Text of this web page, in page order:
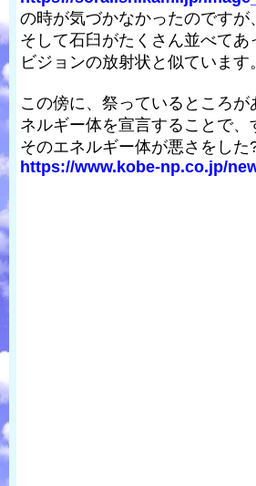
の時が気づかなかったのですが
そして石臼がたくさん並べてあ
ビジョンの放射状と似ています。
この傍に、祭っているところ
ネルギー体を宣言することで、
そのエネルギー体が悪さをした
https://www.kobe-np.co.jp/